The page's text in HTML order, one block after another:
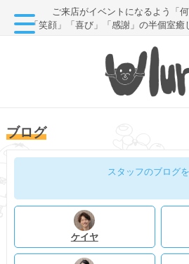
ご来店がイベントになるよう「
「笑顔」「喜び」「感謝」の半個室
ブログ
スタッフのブログ
ケイヤ